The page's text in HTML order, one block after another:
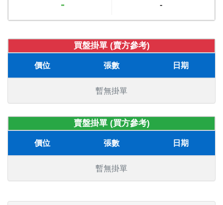
- -
買盤掛單 (賣方參考)
價位 張數 日期
暫無掛單
賣盤掛單 (買方參考)
價位 張數 日期
暫無掛單